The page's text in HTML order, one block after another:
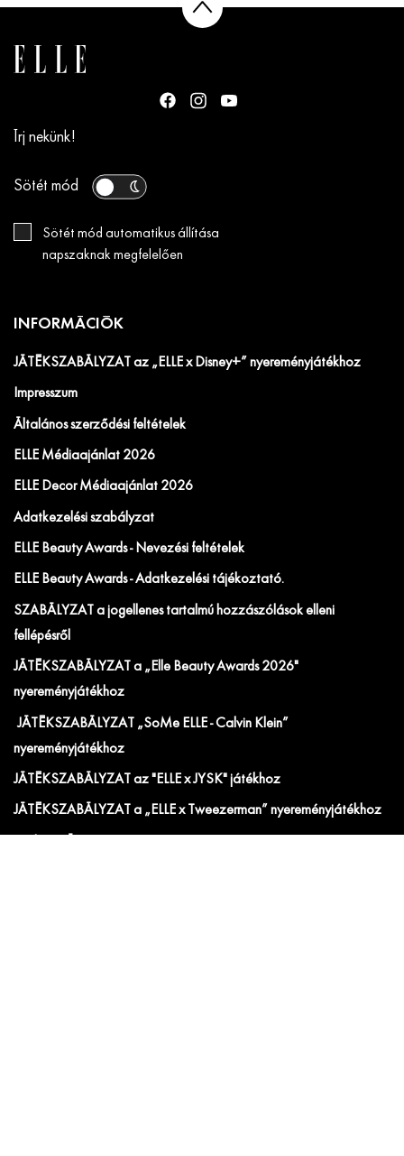
Írj nekünk!
Sötét mód
Sötét mód automatikus állítása
napszaknak megfelelően
INFORMÁCIÓK
JÁTÉKSZABÁLYZAT az „ELLE x Disney+” nyereményjátékhoz
Impresszum
Általános szerződési feltételek
ELLE Médiaajánlat 2026
ELLE Decor Médiaajánlat 2026
Adatkezelési szabályzat
ELLE Beauty Awards - Nevezési feltételek
ELLE Beauty Awards - Adatkezelési tájékoztató.
SZABÁLYZAT a jogellenes tartalmú hozzászólások elleni
fellépésről
JÁTÉKSZABÁLYZAT a „Elle Beauty Awards 2026"
nyereményjátékhoz
JÁTÉKSZABÁLYZAT „SoMe ELLE - Calvin Klein”
nyereményjátékhoz
JÁTÉKSZABÁLYZAT az "ELLE x JYSK" játékhoz
JÁTÉKSZABÁLYZAT a „ELLE x Tweezerman” nyereményjátékhoz